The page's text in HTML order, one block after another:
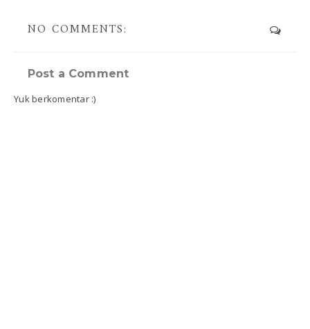
NO COMMENTS:
Post a Comment
Yuk berkomentar :)